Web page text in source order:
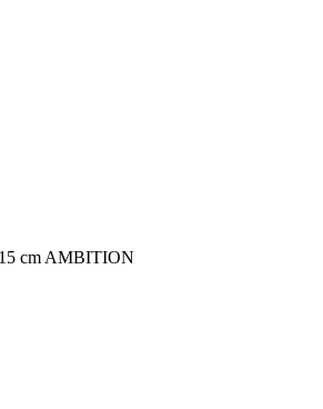
cm AMBITION